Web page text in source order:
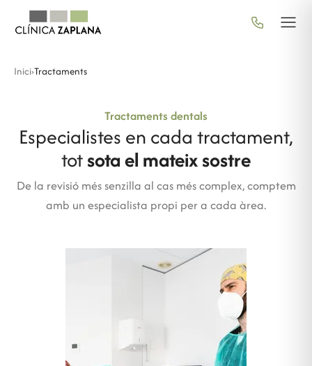
Inici›Tractaments
Tractaments dentals
Especialistes en cada tractament,
totsota el mateix sostre
De la revisió més senzilla al cas més complex, comptem
amb un especialista propi per a cada àrea.